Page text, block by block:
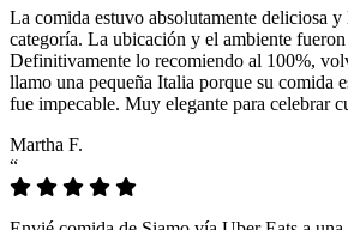
La comida estuvo absolutamente deliciosa y
categoría. La ubicación y el ambiente fueron
Definitivamente lo recomiendo al 100%,
llamo una pequeña Italia porque su comida
fue impecable. Muy elegante para celebrar
Martha F.
“